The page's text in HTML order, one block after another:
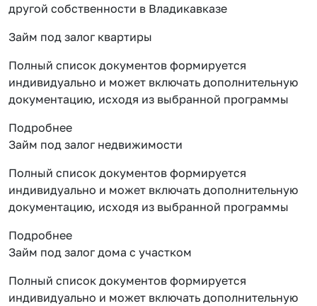
другой собственности в Владикавказе
Займ под залог квартиры
Полный список документов формируется
индивидуально и может включать дополнительную
документацию, исходя из выбранной программы
Подробнее
Займ под залог недвижимости
Полный список документов формируется
индивидуально и может включать дополнительную
документацию, исходя из выбранной программы
Подробнее
Займ под залог дома с участком
Полный список документов формируется
индивидуально и может включать дополнительную